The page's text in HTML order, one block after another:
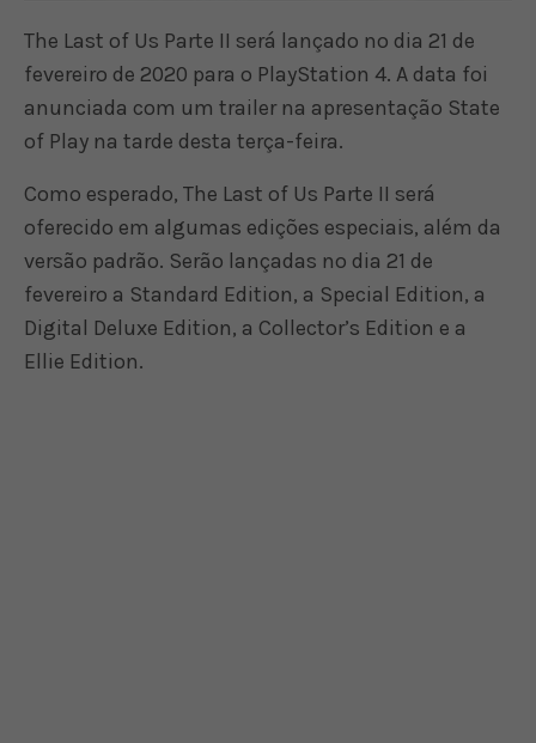
The Last of Us Parte II será lançado no dia 21 de
fevereiro de 2020 para o PlayStation 4. A data foi
anunciada com um trailer na apresentação State
of Play na tarde desta terça-feira.
Como esperado, The Last of Us Parte II será
oferecido em algumas edições especiais, além da
versão padrão. Serão lançadas no dia 21 de
fevereiro a Standard Edition, a Special Edition, a
Digital Deluxe Edition, a Collector’s Edition e a
Ellie Edition.